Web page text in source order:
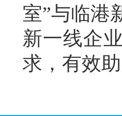
室”与临港
新一线企
求，有效